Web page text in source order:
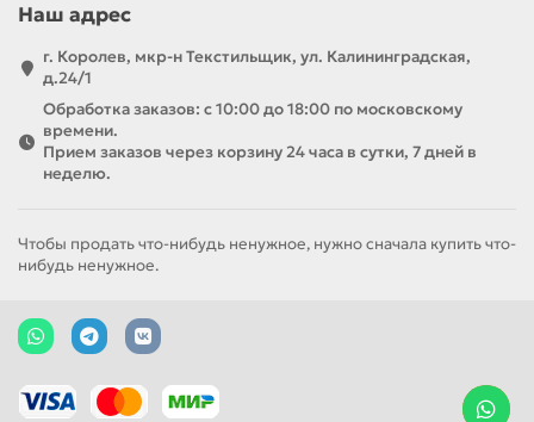
Наш адрес
г. Королев, мкр-н Текстильщик, ул. Калининградская,
д.24/1
Обработка заказов: с 10:00 до 18:00 по московскому
времени.
Прием заказов через корзину 24 часа в сутки, 7 дней в
неделю.
Чтобы продать что-нибудь ненужное, нужно сначала купить что-
нибудь ненужное.